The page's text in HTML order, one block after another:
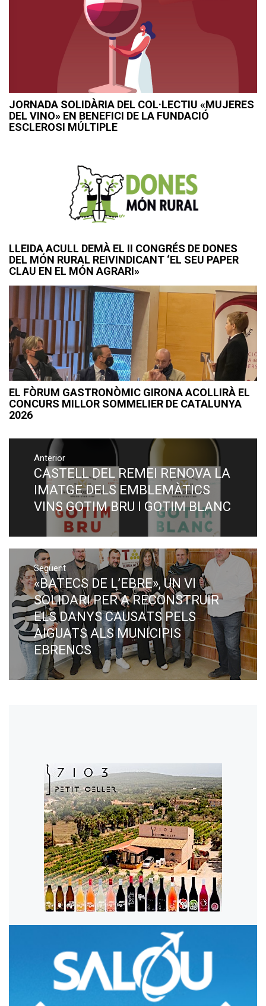
JORNADA SOLIDÀRIA DEL COL·LECTIU «MUJERES
DEL VINO» EN BENEFICI DE LA FUNDACIÓ
ESCLEROSI MÚLTIPLE
LLEIDA ACULL DEMÀ EL II CONGRÉS DE DONES
DEL MÓN RURAL REIVINDICANT ‘EL SEU PAPER
CLAU EN EL MÓN AGRARI»
EL FÒRUM GASTRONÒMIC GIRONA ACOLLIRÀ EL
CONCURS MILLOR SOMMELIER DE CATALUNYA
2026
Navegació
d'entrades
Anterior
Previous
post:
CASTELL DEL REMEI RENOVA LA
IMATGE DELS EMBLEMÀTICS
VINS GOTIM BRU I GOTIM BLANC
Següent
Next
post:
«BATECS DE L’EBRE», UN VI
SOLIDARI PER A RECONSTRUIR
ELS DANYS CAUSATS PELS
AIGUATS ALS MUNICIPIS
EBRENCS